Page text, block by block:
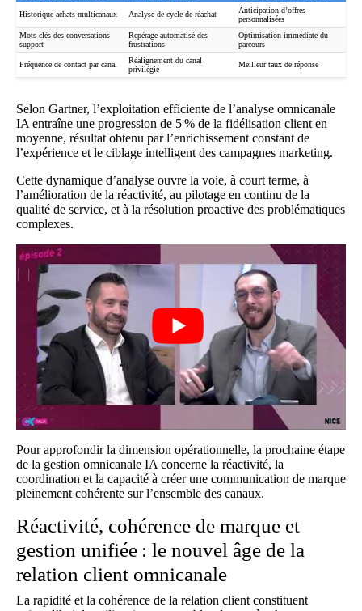
Historique achats multicanaux Analyse de cycle de réachat
Anticipation d’offres
personnalisées
Mots-clés des conversations
support
Repérage automatisé des
frustrations
Optimisation immédiate du
parcours
Fréquence de contact par canal
Réalignement du canal
privilégié
Meilleur taux de réponse
Selon Gartner, l’exploitation efficiente de l’analyse omnicanale
IA entraîne une progression de 5 % de la fidélisation client en
moyenne, résultat obtenu par l’enrichissement constant de
l’expérience et le ciblage intelligent des campagnes marketing.
Cette dynamique d’analyse ouvre la voie, à court terme, à
l’amélioration de la réactivité, au pilotage en continu de la
qualité de service, et à la résolution proactive des problématiques
complexes.
Pour approfondir la dimension opérationnelle, la prochaine étape
de la gestion omnicanale IA concerne la réactivité, la
coordination et la capacité à créer une communication de marque
pleinement cohérente sur l’ensemble des canaux.
Réactivité, cohérence de marque et
gestion unifiée : le nouvel âge de la
relation client omnicanale
La rapidité et la cohérence de la relation client constituent